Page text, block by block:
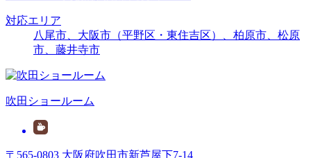
対応エリア
八尾市、大阪市（平野区・東住吉区）、柏原市、松原
市、藤井寺市
吹田ショールーム
〒565-0803 大阪府吹田市新芦屋下7-14